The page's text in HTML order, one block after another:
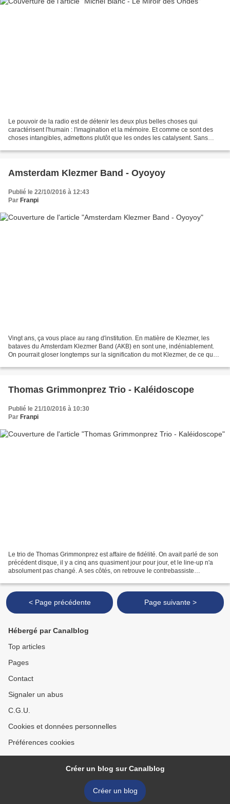
Le pouvoir de la radio est de détenir les deux plus belles choses qui
caractérisent l'humain : l'imagination et la mémoire. Et comme ce sont des
choses intangibles, admettons plutôt que les ondes les catalysent. Sans
Amsterdam Klezmer Band - Oyoyoy
Publié le 22/10/2016 à 12:43
Par Franpi
Vingt ans, ça vous place au rang d'institution. En matière de Klezmer, les
bataves du Amsterdam Klezmer Band (AKB) en sont une, indéniablement.
On pourrait gloser longtemps sur la signification du mot Klezmer, de ce que
Thomas Grimmonprez Trio - Kaléidoscope
Publié le 21/10/2016 à 10:30
Par Franpi
Le trio de Thomas Grimmonprez est affaire de fidélité. On avait parlé de son
précédent disque, il y a cinq ans quasiment jour pour jour, et le line-up n'a
absolument pas changé. A ses côtés, on retrouve le contrebassiste
< Page précédente Page suivante >
Hébergé par Canalblog
Top articles
Pages
Contact
Signaler un abus
C.G.U.
Cookies et données personnelles
Préférences cookies
Créer un blog sur Canalblog
Créer un blog